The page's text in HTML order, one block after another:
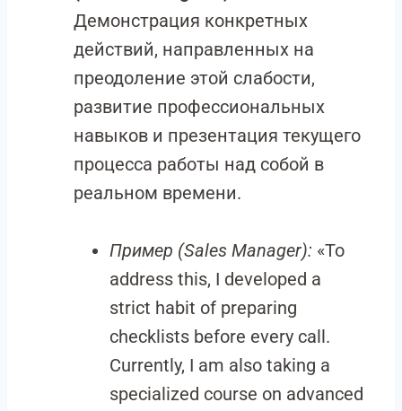
Демонстрация конкретных
действий, направленных на
преодоление этой слабости,
развитие профессиональных
навыков и презентация текущего
процесса работы над собой в
реальном времени.
Пример (Sales Manager): «To
address this, I developed a
strict habit of preparing
checklists before every call.
Currently, I am also taking a
specialized course on advanced